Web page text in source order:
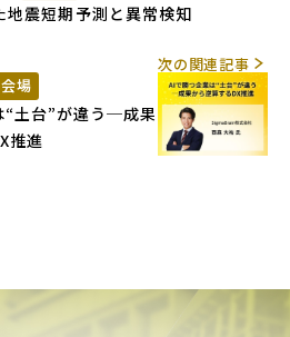
地震短期予測と異常検知
会場
“土台”が違う─成果
推進
次の関連記事